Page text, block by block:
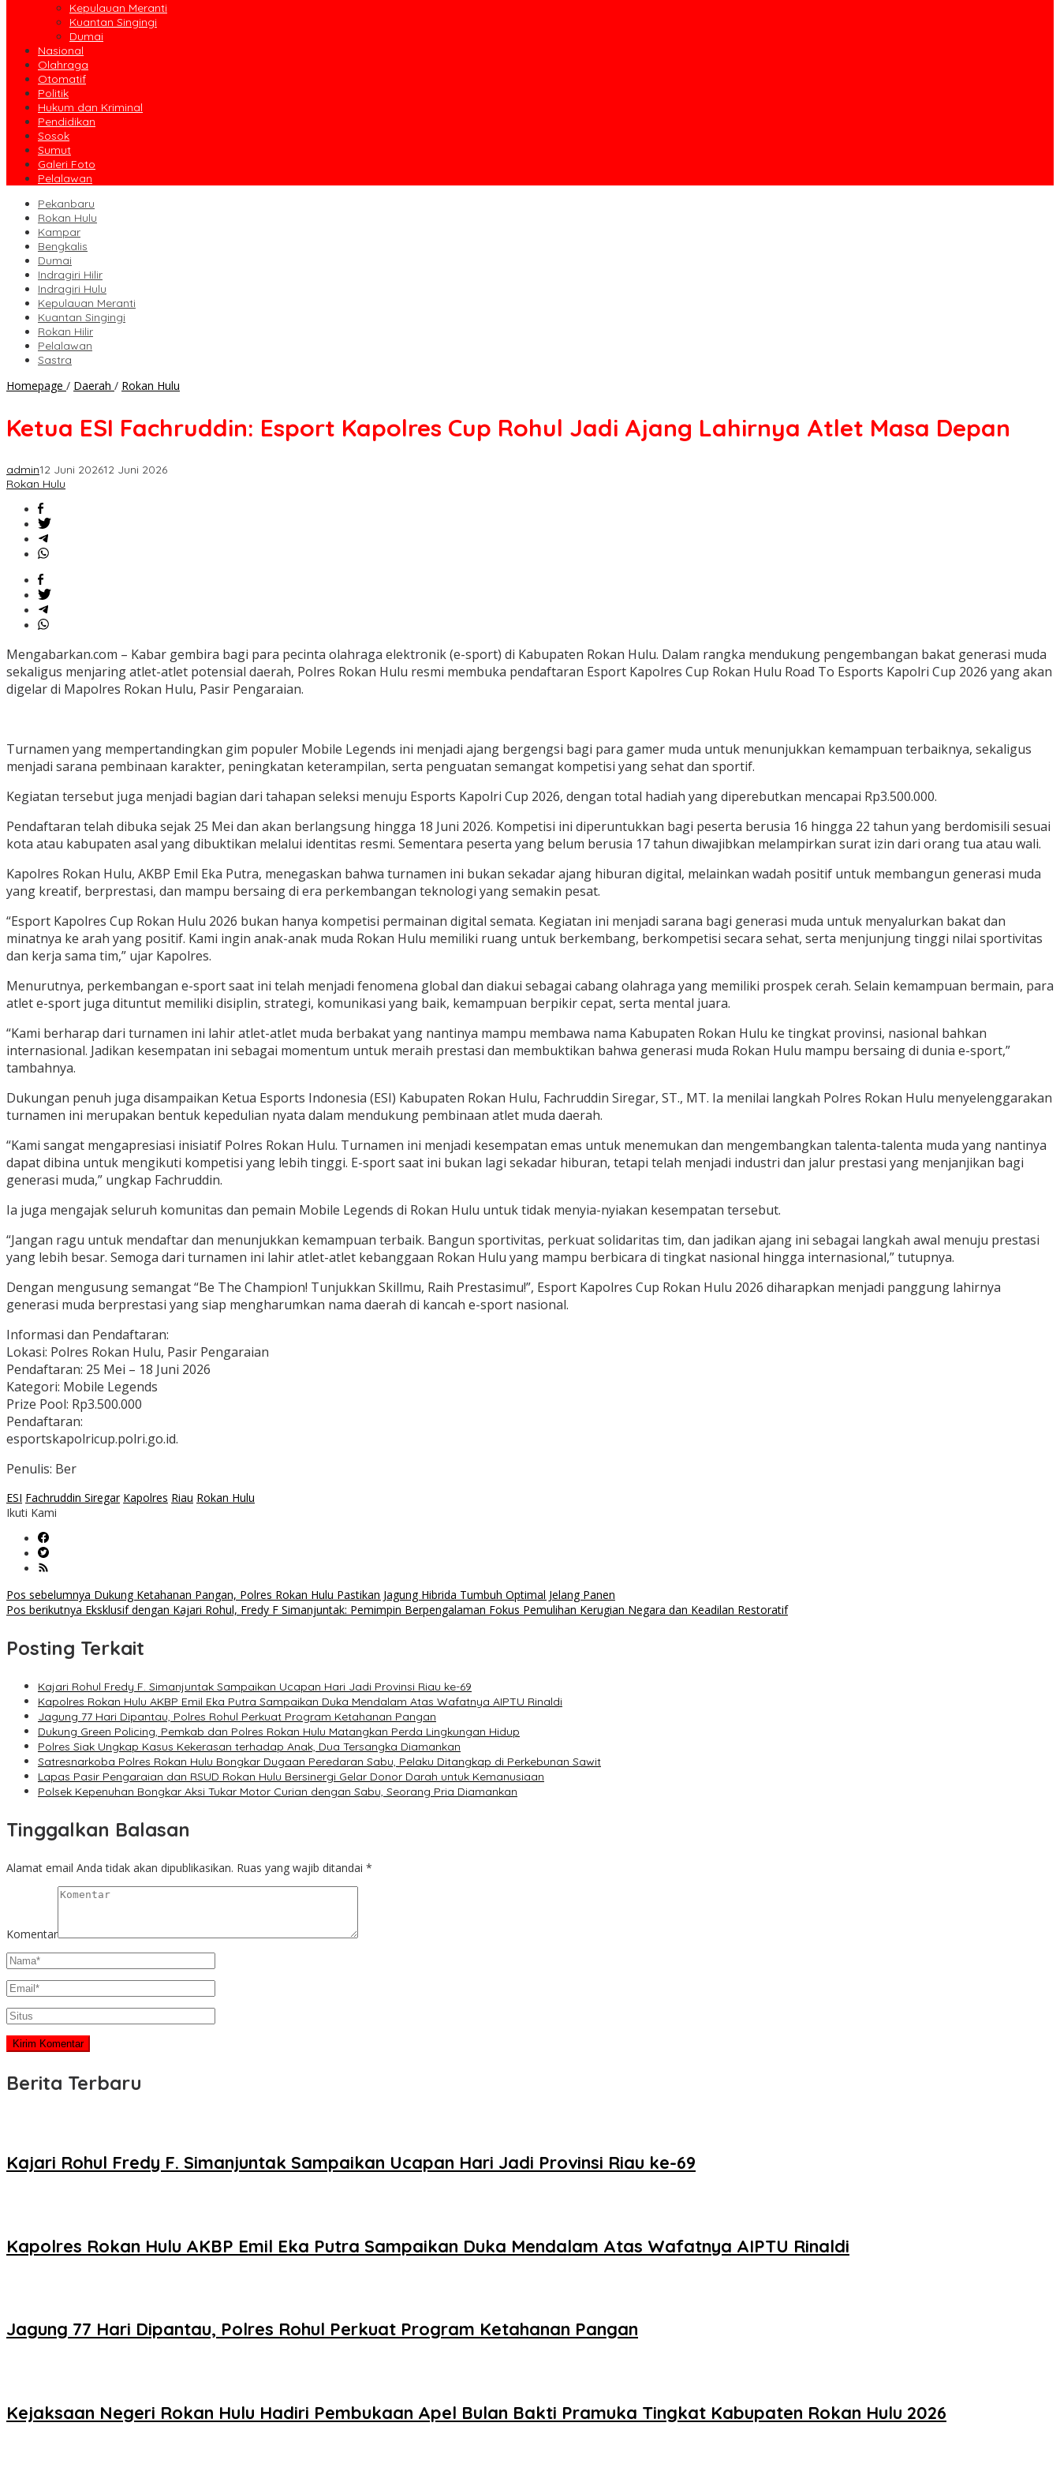
Kepulauan Meranti
Kuantan Singingi
Dumai
Nasional
Olahraga
Otomatif
Politik
Hukum dan Kriminal
Pendidikan
Sosok
Sumut
Galeri Foto
Pelalawan
Pekanbaru
Rokan Hulu
Kampar
Bengkalis
Dumai
Indragiri Hilir
Indragiri Hulu
Kepulauan Meranti
Kuantan Singingi
Rokan Hilir
Pelalawan
Sastra
Homepage / Daerah / Rokan Hulu
Esport
Ketua ESI Fachruddin: Esport Kapolres Cup Rohul Jadi Ajang Lahirnya Atlet Masa Depan
admin12 Juni 202612 Juni 2026
Rokan Hulu
Mengabarkan.com – Kabar gembira bagi para pecinta olahraga elektronik (e-sport) di Kabupaten Rokan Hulu. Dalam rangka mendukung pengembangan bakat generasi muda
sekaligus menjaring atlet-atlet potensial daerah, Polres Rokan Hulu resmi membuka pendaftaran Esport Kapolres Cup Rokan Hulu Road To Esports Kapolri Cup 2026 yang akan
digelar di Mapolres Rokan Hulu, Pasir Pengaraian.
Turnamen yang mempertandingkan gim populer Mobile Legends ini menjadi ajang bergengsi bagi para gamer muda untuk menunjukkan kemampuan terbaiknya, sekaligus
menjadi sarana pembinaan karakter, peningkatan keterampilan, serta penguatan semangat kompetisi yang sehat dan sportif.
Kegiatan tersebut juga menjadi bagian dari tahapan seleksi menuju Esports Kapolri Cup 2026, dengan total hadiah yang diperebutkan mencapai Rp3.500.000.
Pendaftaran telah dibuka sejak 25 Mei dan akan berlangsung hingga 18 Juni 2026. Kompetisi ini diperuntukkan bagi peserta berusia 16 hingga 22 tahun yang berdomisili sesuai
kota atau kabupaten asal yang dibuktikan melalui identitas resmi. Sementara peserta yang belum berusia 17 tahun diwajibkan melampirkan surat izin dari orang tua atau wali.
Kapolres Rokan Hulu, AKBP Emil Eka Putra, menegaskan bahwa turnamen ini bukan sekadar ajang hiburan digital, melainkan wadah positif untuk membangun generasi muda
yang kreatif, berprestasi, dan mampu bersaing di era perkembangan teknologi yang semakin pesat.
“Esport Kapolres Cup Rokan Hulu 2026 bukan hanya kompetisi permainan digital semata. Kegiatan ini menjadi sarana bagi generasi muda untuk menyalurkan bakat dan
minatnya ke arah yang positif. Kami ingin anak-anak muda Rokan Hulu memiliki ruang untuk berkembang, berkompetisi secara sehat, serta menjunjung tinggi nilai sportivitas
dan kerja sama tim,” ujar Kapolres.
Menurutnya, perkembangan e-sport saat ini telah menjadi fenomena global dan diakui sebagai cabang olahraga yang memiliki prospek cerah. Selain kemampuan bermain, para
atlet e-sport juga dituntut memiliki disiplin, strategi, komunikasi yang baik, kemampuan berpikir cepat, serta mental juara.
“Kami berharap dari turnamen ini lahir atlet-atlet muda berbakat yang nantinya mampu membawa nama Kabupaten Rokan Hulu ke tingkat provinsi, nasional bahkan
internasional. Jadikan kesempatan ini sebagai momentum untuk meraih prestasi dan membuktikan bahwa generasi muda Rokan Hulu mampu bersaing di dunia e-sport,”
tambahnya.
Dukungan penuh juga disampaikan Ketua Esports Indonesia (ESI) Kabupaten Rokan Hulu, Fachruddin Siregar, ST., MT. Ia menilai langkah Polres Rokan Hulu menyelenggarakan
turnamen ini merupakan bentuk kepedulian nyata dalam mendukung pembinaan atlet muda daerah.
“Kami sangat mengapresiasi inisiatif Polres Rokan Hulu. Turnamen ini menjadi kesempatan emas untuk menemukan dan mengembangkan talenta-talenta muda yang nantinya
dapat dibina untuk mengikuti kompetisi yang lebih tinggi. E-sport saat ini bukan lagi sekadar hiburan, tetapi telah menjadi industri dan jalur prestasi yang menjanjikan bagi
generasi muda,” ungkap Fachruddin.
Ia juga mengajak seluruh komunitas dan pemain Mobile Legends di Rokan Hulu untuk tidak menyia-nyiakan kesempatan tersebut.
“Jangan ragu untuk mendaftar dan menunjukkan kemampuan terbaik. Bangun sportivitas, perkuat solidaritas tim, dan jadikan ajang ini sebagai langkah awal menuju prestasi
yang lebih besar. Semoga dari turnamen ini lahir atlet-atlet kebanggaan Rokan Hulu yang mampu berbicara di tingkat nasional hingga internasional,” tutupnya.
Dengan mengusung semangat “Be The Champion! Tunjukkan Skillmu, Raih Prestasimu!”, Esport Kapolres Cup Rokan Hulu 2026 diharapkan menjadi panggung lahirnya
generasi muda berprestasi yang siap mengharumkan nama daerah di kancah e-sport nasional.
Informasi dan Pendaftaran:
Lokasi: Polres Rokan Hulu, Pasir Pengaraian
Pendaftaran: 25 Mei – 18 Juni 2026
Kategori: Mobile Legends
Prize Pool: Rp3.500.000
Pendaftaran:
esportskapolricup.polri.go.id.
Penulis: Ber
ESI Fachruddin Siregar Kapolres Riau Rokan Hulu
Ikuti Kami
Navigasi
Pos sebelumnya Dukung Ketahanan Pangan, Polres Rokan Hulu Pastikan Jagung Hibrida Tumbuh Optimal Jelang Panen
Pos berikutnya Eksklusif dengan Kajari Rohul, Fredy F Simanjuntak: Pemimpin Berpengalaman Fokus Pemulihan Kerugian Negara dan Keadilan Restoratif
Posting Terkait
Kajari Rohul Fredy F. Simanjuntak Sampaikan Ucapan Hari Jadi Provinsi Riau ke-69
Kapolres Rokan Hulu AKBP Emil Eka Putra Sampaikan Duka Mendalam Atas Wafatnya AIPTU Rinaldi
Jagung 77 Hari Dipantau, Polres Rohul Perkuat Program Ketahanan Pangan
Dukung Green Policing, Pemkab dan Polres Rokan Hulu Matangkan Perda Lingkungan Hidup
Polres Siak Ungkap Kasus Kekerasan terhadap Anak, Dua Tersangka Diamankan
Satresnarkoba Polres Rokan Hulu Bongkar Dugaan Peredaran Sabu, Pelaku Ditangkap di Perkebunan Sawit
Lapas Pasir Pengaraian dan RSUD Rokan Hulu Bersinergi Gelar Donor Darah untuk Kemanusiaan
Polsek Kepenuhan Bongkar Aksi Tukar Motor Curian dengan Sabu, Seorang Pria Diamankan
Tinggalkan Balasan
Alamat email Anda tidak akan dipublikasikan. Ruas yang wajib ditandai *
Komentar
Berita Terbaru
Kajari Rohul Fredy F. Simanjuntak Sampaikan Ucapan Hari Jadi Provinsi Riau ke-69
Kapolres Rokan Hulu AKBP Emil Eka Putra Sampaikan Duka Mendalam Atas Wafatnya AIPTU Rinaldi
Jagung 77 Hari Dipantau, Polres Rohul Perkuat Program Ketahanan Pangan
Kejaksaan Negeri Rokan Hulu Hadiri Pembukaan Apel Bulan Bakti Pramuka Tingkat Kabupaten Rokan Hulu 2026